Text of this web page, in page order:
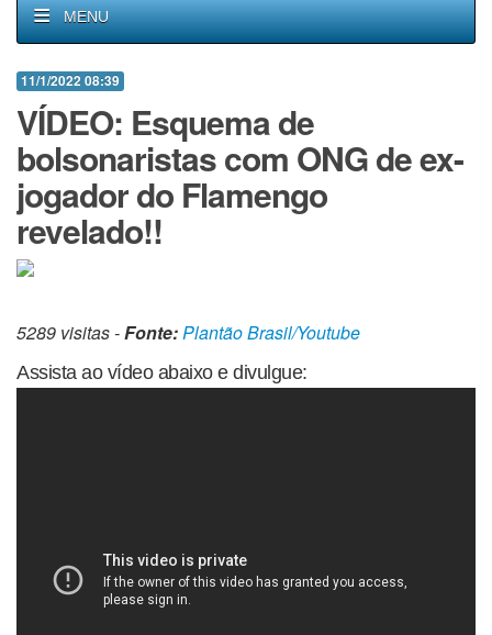
MENU
11/1/2022 08:39
VÍDEO: Esquema de
bolsonaristas com ONG de ex-
jogador do Flamengo
revelado!!
5289 visitas -Fonte:Plantão Brasil/Youtube
Assista ao vídeo abaixo e divulgue: